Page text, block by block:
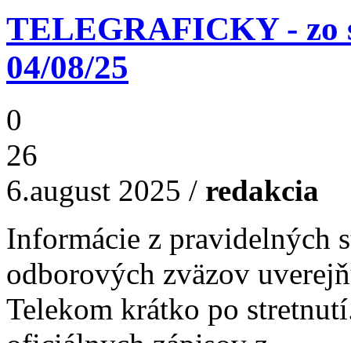
TELEGRAFICKY - zo
04/08/25
0
26
6.august 2025 / redakcia
Informácie z pravidelných
odborových zväzov
Telekom krátko po